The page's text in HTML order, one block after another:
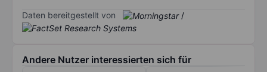
Daten bereitgestellt von /
Andere Nutzer interessierten sich für